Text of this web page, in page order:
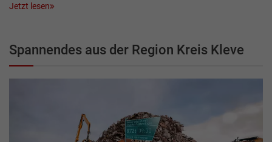
Jetzt lesen
Spannendes aus der Region Kreis Kleve